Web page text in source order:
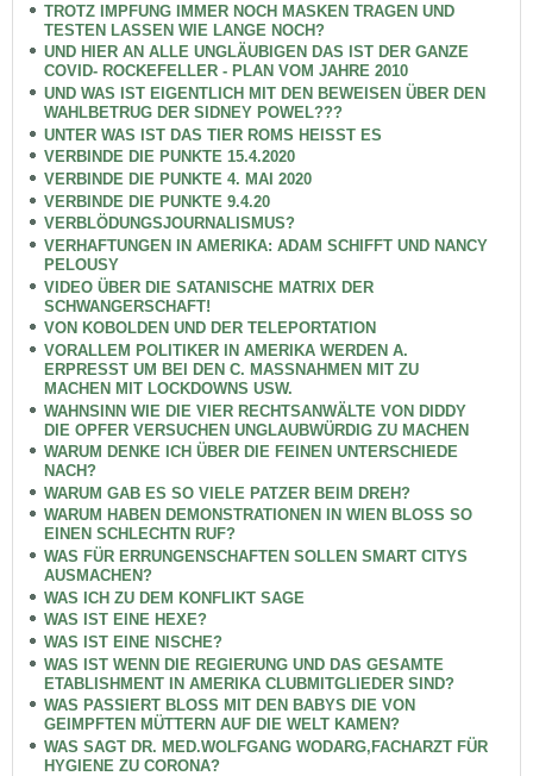
TROTZ IMPFUNG IMMER NOCH MASKEN TRAGEN UND
TESTEN LASSEN WIE LANGE NOCH?
UND HIER AN ALLE UNGLÄUBIGEN DAS IST DER GANZE
COVID- ROCKEFELLER - PLAN VOM JAHRE 2010
UND WAS IST EIGENTLICH MIT DEN BEWEISEN ÜBER DEN
WAHLBETRUG DER SIDNEY POWEL???
UNTER WAS IST DAS TIER ROMS HEISST ES
VERBINDE DIE PUNKTE 15.4.2020
VERBINDE DIE PUNKTE 4. MAI 2020
VERBINDE DIE PUNKTE 9.4.20
VERBLÖDUNGSJOURNALISMUS?
VERHAFTUNGEN IN AMERIKA: ADAM SCHIFFT UND NANCY
PELOUSY
VIDEO ÜBER DIE SATANISCHE MATRIX DER
SCHWANGERSCHAFT!
VON KOBOLDEN UND DER TELEPORTATION
VORALLEM POLITIKER IN AMERIKA WERDEN A.
ERPRESST UM BEI DEN C. MASSNAHMEN MIT ZU
MACHEN MIT LOCKDOWNS USW.
WAHNSINN WIE DIE VIER RECHTSANWÄLTE VON DIDDY
DIE OPFER VERSUCHEN UNGLAUBWÜRDIG ZU MACHEN
WARUM DENKE ICH ÜBER DIE FEINEN UNTERSCHIEDE
NACH?
WARUM GAB ES SO VIELE PATZER BEIM DREH?
WARUM HABEN DEMONSTRATIONEN IN WIEN BLOSS SO
EINEN SCHLECHTN RUF?
WAS FÜR ERRUNGENSCHAFTEN SOLLEN SMART CITYS
AUSMACHEN?
WAS ICH ZU DEM KONFLIKT SAGE
WAS IST EINE HEXE?
WAS IST EINE NISCHE?
WAS IST WENN DIE REGIERUNG UND DAS GESAMTE
ETABLISHMENT IN AMERIKA CLUBMITGLIEDER SIND?
WAS PASSIERT BLOSS MIT DEN BABYS DIE VON
GEIMPFTEN MÜTTERN AUF DIE WELT KAMEN?
WAS SAGT DR. MED.WOLFGANG WODARG,FACHARZT FÜR
HYGIENE ZU CORONA?